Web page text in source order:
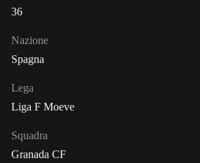
36
Nazione
Spagna
Lega
Liga F Moeve
Squadra
Granada CF